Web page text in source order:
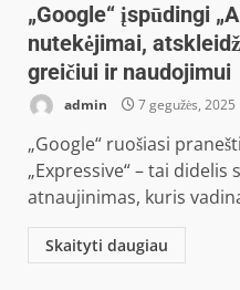
„Google“ įspūdingi
nutekėjimai,
greičiui ir naudojimui
admin 7 gegužės, 2025
„Google“ ruošiasi
„Expressive“ – tai
atnaujinimas, kuris
Skaityti daugiau